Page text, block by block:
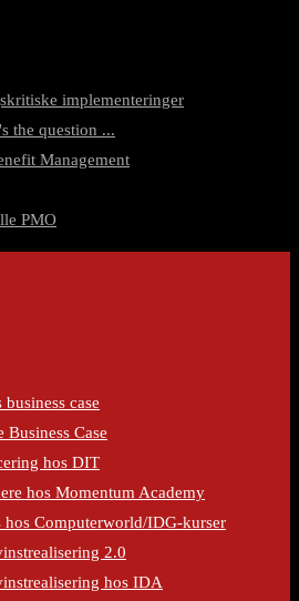
implementeringer
the question ...
Management
PMO
case
Case
hos DIT
hos Momentum Academy
hos Computerworld/IDG-kurser
2.0
hos IDA